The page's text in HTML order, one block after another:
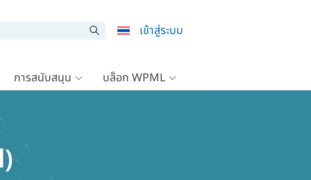
เข้าสู่ระบบ
การสนับสนุน บล็อก WPML